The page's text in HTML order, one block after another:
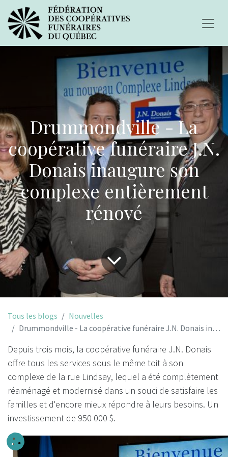
Drummondville - La
coopérative funéraire J.N.
Donais inaugure son
complexe entièrement
rénové
Tous les blogs
Nouvelles
Drummondville - La coopérative funéraire J.N. Donais inaugure son complexe entièrement rénové
Depuis trois mois, la coopérative funéraire J.N. Donais
offre tous les services sous le même toit à son
complexe de la rue Lindsay, lequel a été complètement
réaménagé et modernisé dans un souci de satisfaire les
familles et d'encore mieux répondre à leurs besoins. Un
investissement de 950 000 $.